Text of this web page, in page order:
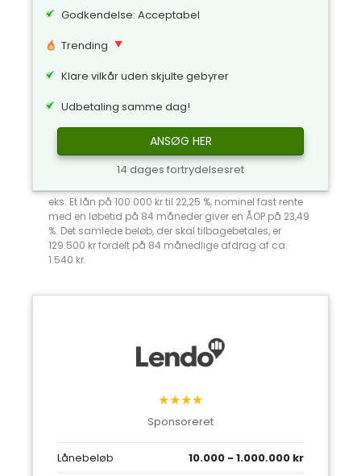
Godkendelse: Acceptabel
Trending
Klare vilkår uden skjulte gebyrer
Udbetaling samme dag!
ANSØG HER
14 dages fortrydelsesret
eks: Et lån på 100.000 kr til 22,25 %, nominel fast rente
med en løbetid på 84 måneder giver en ÅOP på 23,49
%. Det samlede beløb, der skal tilbagebetales, er
129.500 kr fordelt på 84 månedlige afdrag af ca.
1.540 kr.
★★★★
Sponsoreret
Lånebeløb 10.000 - 1.000.000 kr